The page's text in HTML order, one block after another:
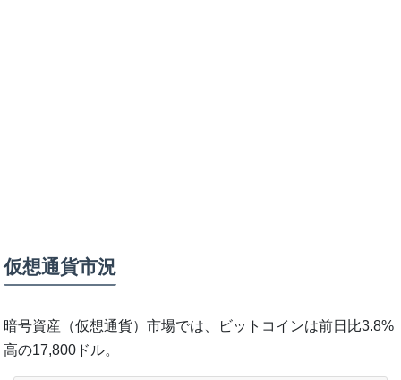
仮想通貨市況
暗号資産（仮想通貨）市場では、ビットコインは前日比3.8%
高の17,800ドル。